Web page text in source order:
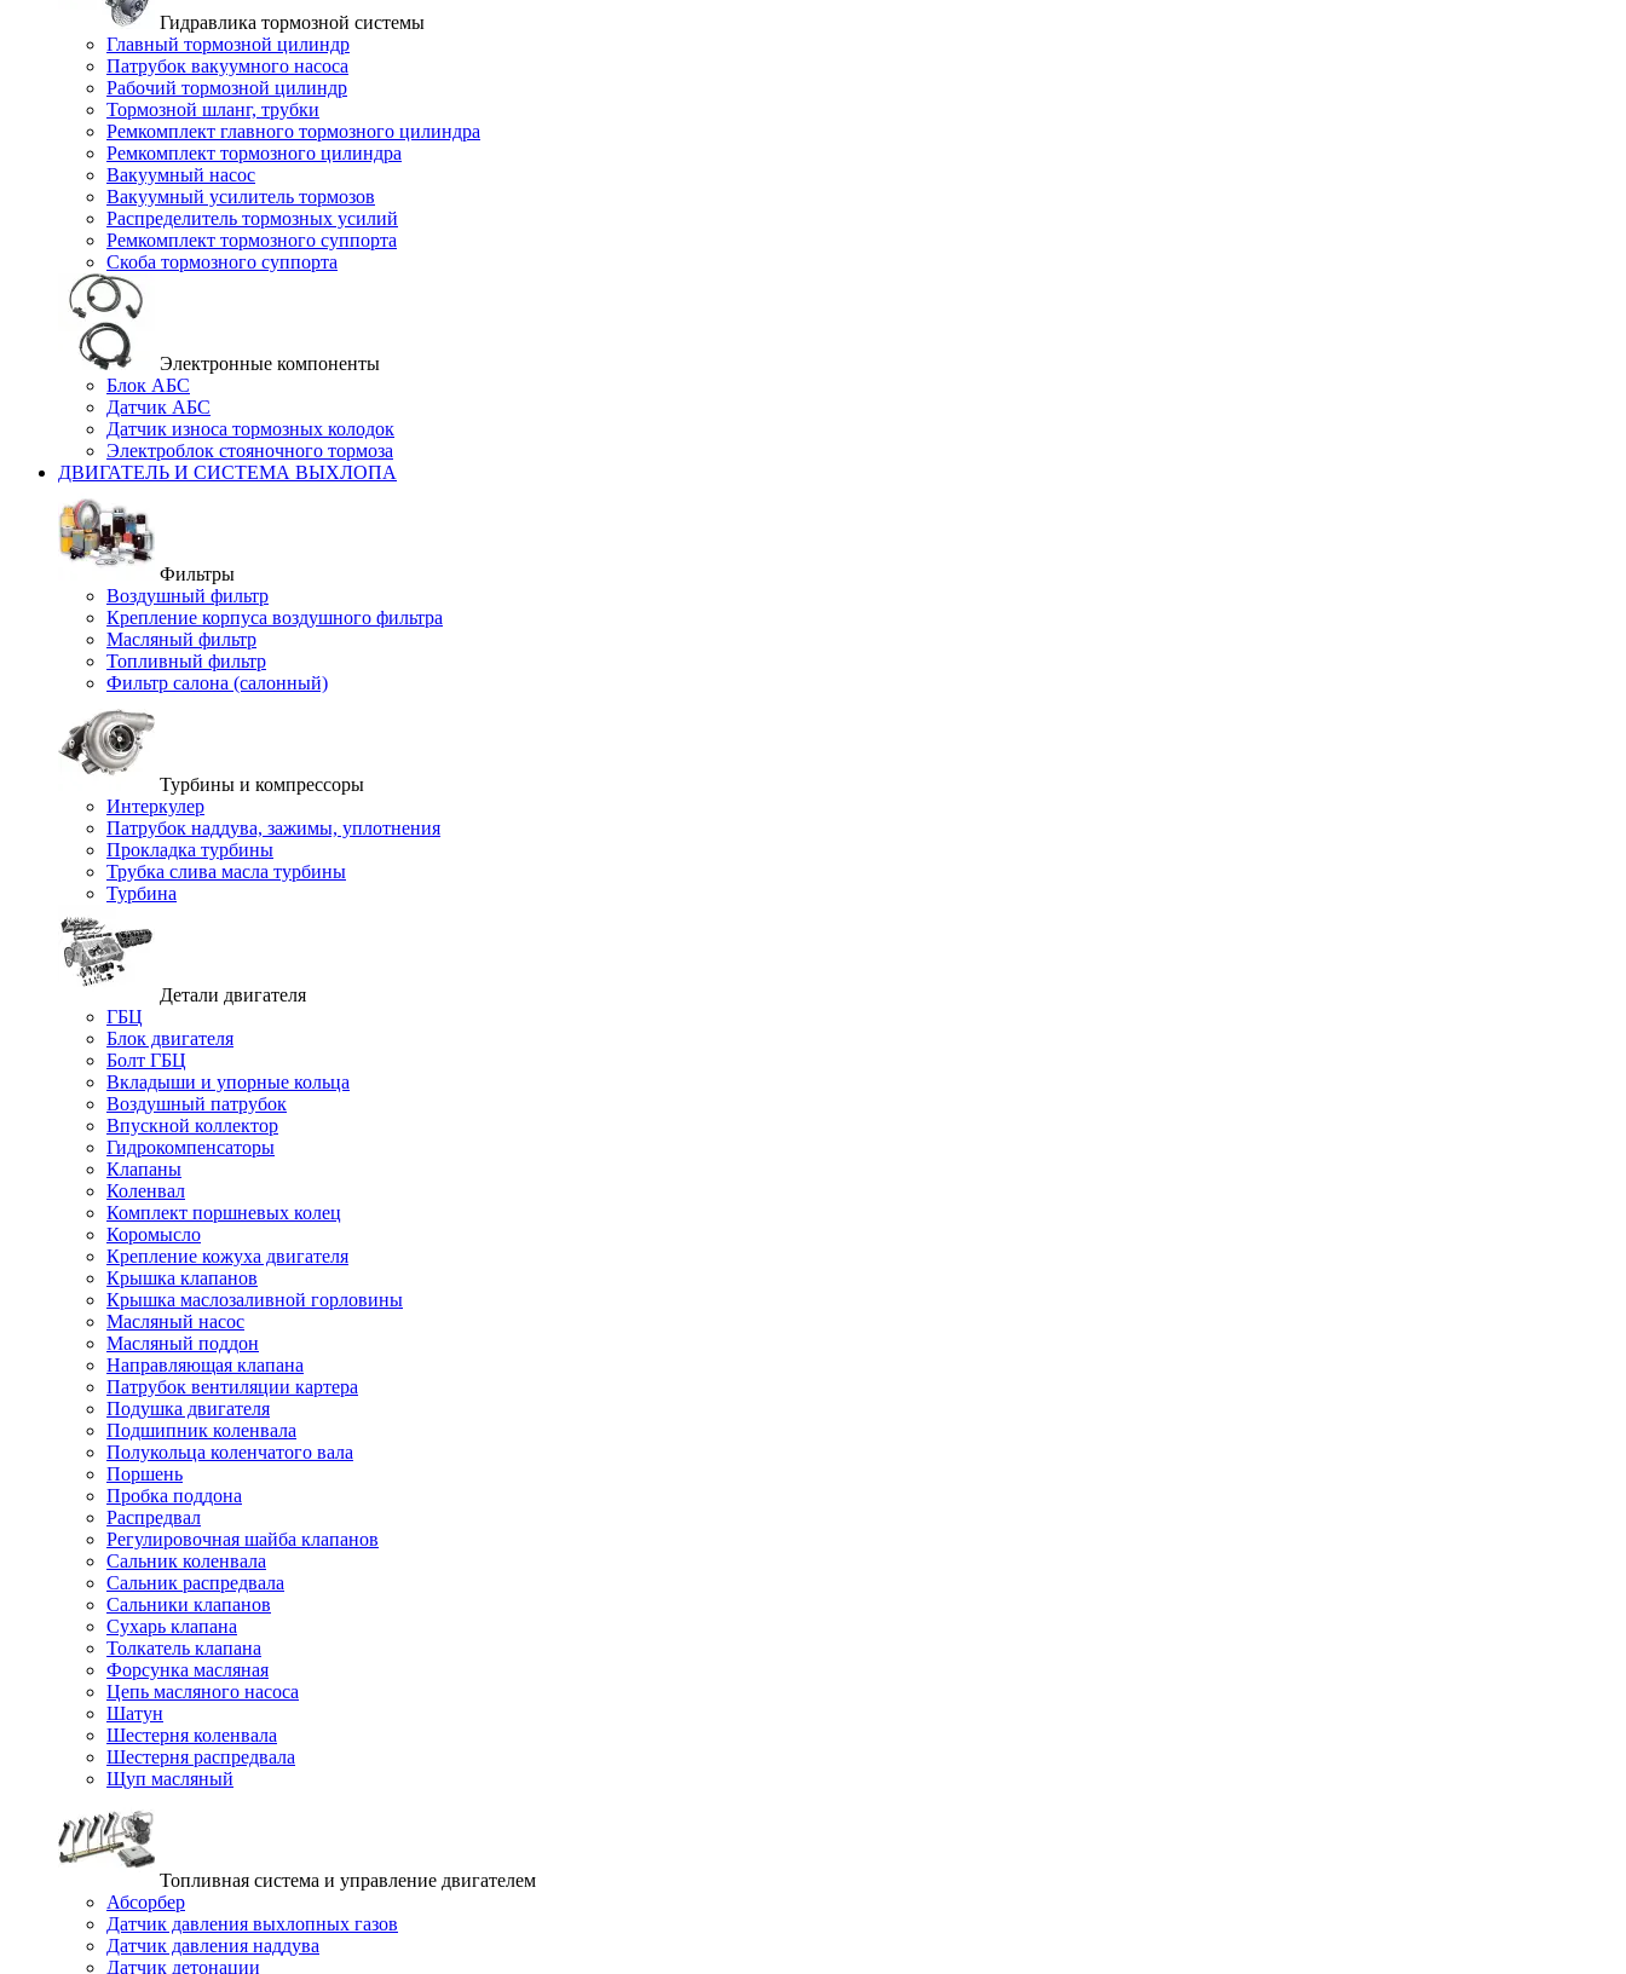
Гидравлика тормозной системы
Главный тормозной цилиндр
Патрубок вакуумного насоса
Рабочий тормозной цилиндр
Тормозной шланг, трубки
Ремкомплект главного тормозного цилиндра
Ремкомплект тормозного цилиндра
Вакуумный насос
Вакуумный усилитель тормозов
Распределитель тормозных усилий
Ремкомплект тормозного суппорта
Скоба тормозного суппорта
Электронные компоненты
Блок АБС
Датчик АБС
Датчик износа тормозных колодок
Электроблок стояночного тормоза
ДВИГАТЕЛЬ И СИСТЕМА ВЫХЛОПА
Фильтры
Воздушный фильтр
Крепление корпуса воздушного фильтра
Масляный фильтр
Топливный фильтр
Фильтр салона (салонный)
Турбины и компрессоры
Интеркулер
Патрубок наддува, зажимы, уплотнения
Прокладка турбины
Трубка слива масла турбины
Турбина
Детали двигателя
ГБЦ
Блок двигателя
Болт ГБЦ
Вкладыши и упорные кольца
Воздушный патрубок
Впускной коллектор
Гидрокомпенсаторы
Клапаны
Коленвал
Комплект поршневых колец
Коромысло
Крепление кожуха двигателя
Крышка клапанов
Крышка маслозаливной горловины
Масляный насос
Масляный поддон
Направляющая клапана
Патрубок вентиляции картера
Подушка двигателя
Подшипник коленвала
Полукольца коленчатого вала
Поршень
Пробка поддона
Распредвал
Регулировочная шайба клапанов
Сальник коленвала
Сальник распредвала
Сальники клапанов
Сухарь клапана
Толкатель клапана
Форсунка масляная
Цепь масляного насоса
Шатун
Шестерня коленвала
Шестерня распредвала
Щуп масляный
Топливная система и управление двигателем
Абсорбер
Датчик давления выхлопных газов
Датчик давления наддува
Датчик детонации